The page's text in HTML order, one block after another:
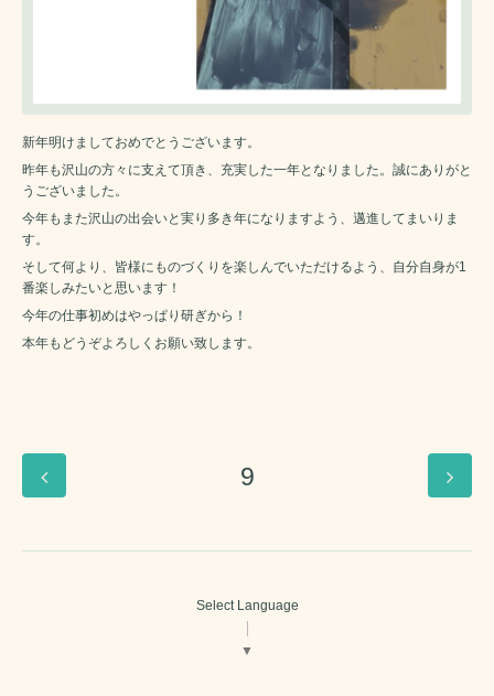
新年明けましておめでとうございます。
昨年も沢山の方々に支えて頂き、充実した一年となりました。誠にありがと
うございました。
今年もまた沢山の出会いと実り多き年になりますよう、邁進してまいりま
す。
そして何より、皆様にものづくりを楽しんでいただけるよう、自分自身が1
番楽しみたいと思います！
今年の仕事初めはやっぱり研ぎから！
本年もどうぞよろしくお願い致します。
9
Select Language
▼